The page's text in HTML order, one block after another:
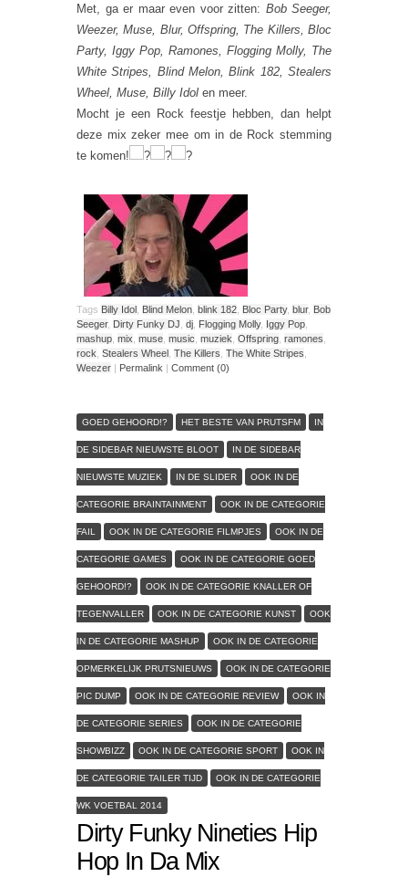
Met, ga er maar even voor zitten: Bob Seeger,
Weezer, Muse, Blur, Offspring, The Killers, Bloc
Party, Iggy Pop, Ramones, Flogging Molly, The
White Stripes, Blind Melon, Blink 182, Stealers
Wheel, Muse, Billy Idol en meer.
Mocht je een Rock feestje hebben, dan helpt
deze mix zeker mee om in de Rock stemming
te komen!
Tags Billy Idol Blind Melon blink 182 Bloc Party, blur, Bob
Seeger, Dirty Funky DJ dj Flogging Molly, Iggy Pop
mashup mix muse music muziek Offspring ramones
rock Stealers Wheel The Killers The White Stripes
Weezer
Permalink Comment (0)
GOED GEHOORD!? HET BESTE VAN PRUTSFM IN
DE SIDEBAR NIEUWSTE BLOOT IN DE SIDEBAR
NIEUWSTE MUZIEK IN DE SLIDER OOK IN DE
CATEGORIE BRAINTAINMENT OOK IN DE CATEGORIE
FAIL OOK IN DE CATEGORIE FILMPJES OOK IN DE
CATEGORIE GAMES OOK IN DE CATEGORIE GOED
GEHOORD!? OOK IN DE CATEGORIE KNALLER OF
TEGENVALLER OOK IN DE CATEGORIE KUNST OOK
IN DE CATEGORIE MASHUP OOK IN DE CATEGORIE
OPMERKELIJK PRUTSNIEUWS OOK IN DE CATEGORIE
PIC DUMP OOK IN DE CATEGORIE REVIEW OOK IN
DE CATEGORIE SERIES OOK IN DE CATEGORIE
SHOWBIZZ OOK IN DE CATEGORIE SPORT OOK IN
DE CATEGORIE TAILER TIJD OOK IN DE CATEGORIE
WK VOETBAL 2014
Dirty Funky Nineties Hip
Hop In Da Mix